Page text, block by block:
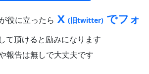
役に立ったら X (旧twitter) でフォ
して頂けると励みになります
報告は無しで大丈夫です